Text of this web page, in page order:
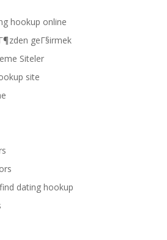
hookup online
geГ§irmek
Siteler
site
dating hookup